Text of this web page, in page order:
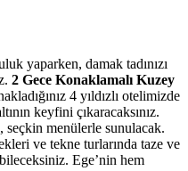
yaparken, damak tadınızı
2 Gece Konaklamalı Kuzey
4 yıldızlı otelimizde
keyfini çıkaracaksınız.
seçkin menülerle sunulacak.
ve tekne turlarında taze ve
Ege’nin hem